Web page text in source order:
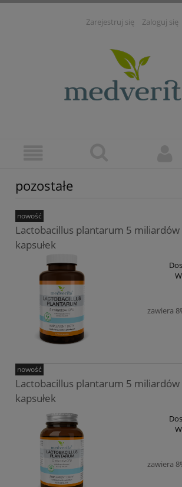
Zarejestruj się Zaloguj się
pozostałe
Lactobacillus plantarum 5 miliardów
kapsułek
zawiera
nowość
Lactobacillus plantarum 5 miliardów
kapsułek
zawiera
nowość